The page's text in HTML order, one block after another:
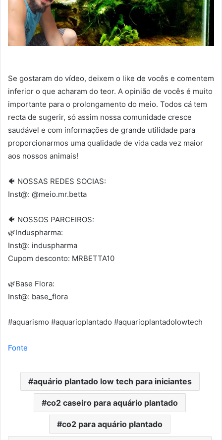
Se gostaram do vídeo, deixem o like de vocês e comentem
inferior o que acharam do teor. A opinião de vocês é muito
importante para o prolongamento do meio. Todos cá tem
recta de sugerir, só assim nossa comunidade cresce
saudável e com informações de grande utilidade para
proporcionarmos uma qualidade de vida cada vez maior
aos nossos animais!
🐠 NOSSAS REDES SOCIAS:
Inst@: @meio.mr.betta
🐠 NOSSOS PARCEIROS:
🌿Induspharma:
Inst@: induspharma
Cupom desconto: MRBETTA10
🌿Base Flora:
Inst@: base_flora
#aquarismo #aquarioplantado #aquarioplantadolowtech
Fonte
aquário plantado low tech para iniciantes
co2 caseiro para aquário plantado
co2 para aquário plantado